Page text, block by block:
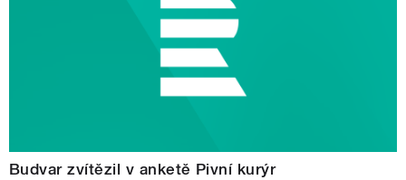
Budvar zvítězil v anketě Pivní kurýr